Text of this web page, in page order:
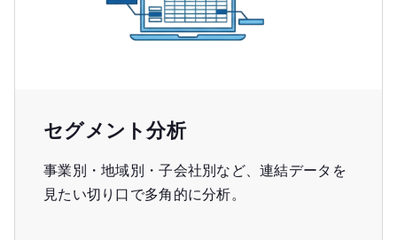
セグメント分析
事業別・地域別・子会社別など、連結データを
見たい切り口で多角的に分析。